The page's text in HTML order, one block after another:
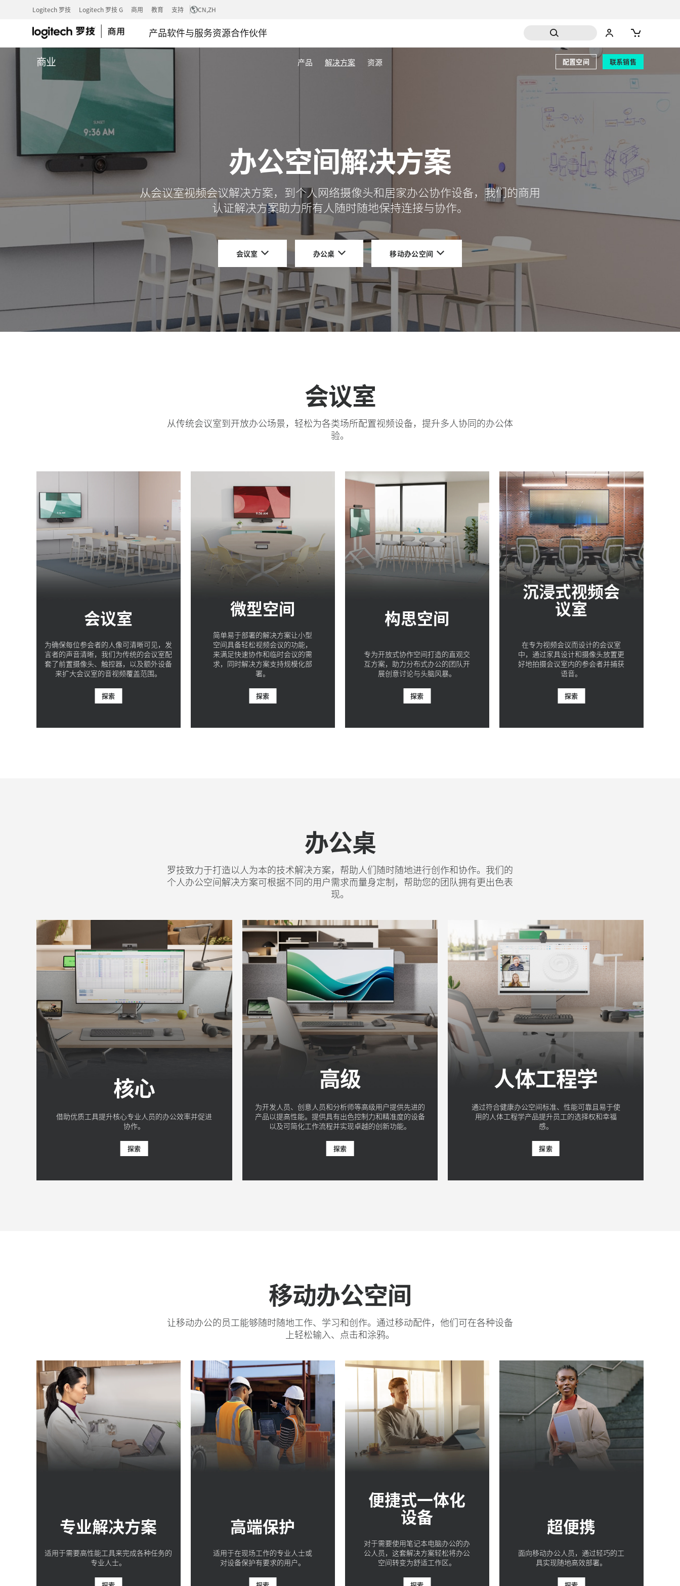
商
业
解
决
方
案
Logitech 罗技 Logitech 罗技 G 商用 教育 支持 CN,ZH
产品软件与服务资源合作伙伴
商业 产品 解决方案 资源 联系销售
配置空间
办公空间解决方案
从会议室视频会议解决方案，到个人网络摄像头和居家办公协作设备，我们的商用
认证解决方案助力所有人随时随地保持连接与协作。
会议室 办公桌 移动办公空间
会议室
从传统会议室到开放办公场景，轻松为各类场所配置视频设备，提升多人协同的办公体
验。
会议室
为确保每位参会者的人像可清晰可见，发
言者的声音清晰，我们为传统的会议室配
套了前置摄像头、触控器，以及额外设备
来扩大会议室的音视频覆盖范围。
探索
微型空间
简单易于部署的解决方案让小型
空间具备轻松视频会议的功能，
来满足快速协作和临时会议的需
求，同时解决方案支持规模化部
署。
探索
构思空间
专为开放式协作空间打造的直观交
互方案，助力分布式办公的团队开
展创意讨论与头脑风暴。
探索
沉浸式视频会
议室
在专为视频会议而设计的会议室
中，通过家具设计和摄像头放置更
好地拍摄会议室内的参会者并捕获
语音。
探索
办公桌
罗技致力于打造以人为本的技术解决方案，帮助人们随时随地进行创作和协作。我们的
个人办公空间解决方案可根据不同的用户需求而量身定制，帮助您的团队拥有更出色表
现。
核心
借助优质工具提升核心专业人员的办公效率并促进
协作。
探索
高级
为开发人员、创意人员和分析师等高级用户提供先进的
产品以提高性能。提供具有出色控制力和精准度的设备
以及可简化工作流程并实现卓越的创新功能。
探索
人体工程学
通过符合健康办公空间标准、性能可靠且易于使
用的人体工程学产品提升员工的选择权和幸福
感。
探索
移动办公空间
让移动办公的员工能够随时随地工作、学习和创作。通过移动配件，他们可在各种设备
上轻松输入、点击和涂鸦。
专业解决方案
适用于需要高性能工具来完成各种任务的
专业人士。
高端保护
适用于在现场工作的专业人士或
对设备保护有要求的用户。
便捷式一体化
设备
对于需要使用笔记本电脑办公的办
公人员，这套解决方案轻松将办公
空间转变为舒适工作区。
超便携
面向移动办公人员，通过轻巧的工
具实现随地高效部署。